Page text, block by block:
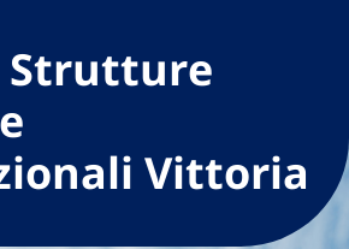
Strutture
Vittoria